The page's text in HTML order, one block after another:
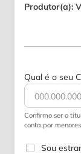
Produtor(a):
Qual é o seu
Confirmo ser o
conta por
Sou